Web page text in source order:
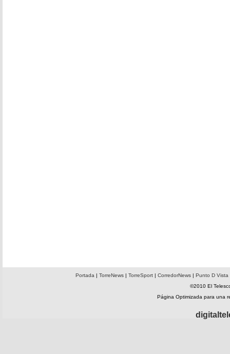
Portada | TorreNews| TorreSport| CorredorNews| Punto D Vista
©2010 El
Página Optimizada para una